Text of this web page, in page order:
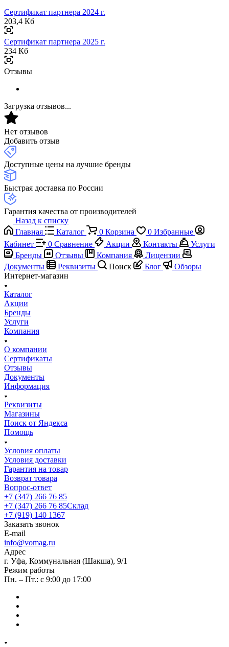
Сертификат партнера 2024 г.
203,4 Кб
Сертификат партнера 2025 г.
234 Кб
Отзывы
Загрузка отзывов...
Нет отзывов
Добавить отзыв
Доступные цены на лучшие бренды
Быстрая доставка по России
Гарантия качества от производителей
Назад к списку
Главная
Каталог 0 Корзина 0 Избранные
Кабинет
0 Сравнение Акции Контакты
Услуги
Бренды
Отзывы Компания
Лицензии
Документы
Реквизиты Поиск Блог
Обзоры
Интернет-магазин
Каталог
Акции
Бренды
Услуги
Компания
О компании
Сертификаты
Отзывы
Документы
Информация
Реквизиты
Магазины
Поиск от Яндекса
Помощь
Условия оплаты
Условия доставки
Гарантия на товар
Возврат товара
Вопрос-ответ
+7 (347) 266 76 85
+7 (347) 266 76 85Склад
+7 (919) 140 1367
Заказать звонок
E-mail
info@vomag.ru
Адрес
г. Уфа, Коммунальная (Шакша), 9/1
Режим работы
Пн. – Пт.: с 9:00 до 17:00